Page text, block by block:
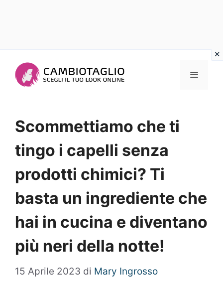
Menu
Scommettiamo che ti
tingo i capelli senza
prodotti chimici? Ti
basta un ingrediente che
hai in cucina e diventano
più neri della notte!
15 Aprile 2023 di Mary Ingrosso